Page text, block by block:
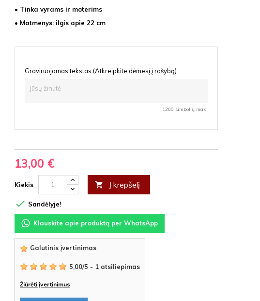
• Tinka vyrams ir moterims
• Matmenys: ilgis apie 22 cm
Graviruojamas tekstas (Atkreipkite dėmesį į rašybą)
1200 simbolių max.
13,00 €
Kiekis  Į krepšelį
 Sandėlyje!
Klauskite apie produktą per WhatsApp
Galutinis įvertinimas:
5,00/5 - 1 atsiliepimas
Žiūrėti įvertinimus